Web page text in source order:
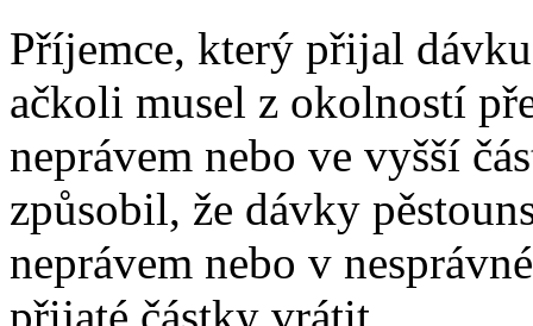
Příjemce, který přijal
ačkoli musel z okolností
neprávem nebo ve vyšší
způsobil, že dávky
neprávem nebo v